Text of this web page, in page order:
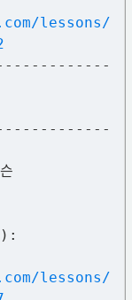
lessons/
):
lessons/